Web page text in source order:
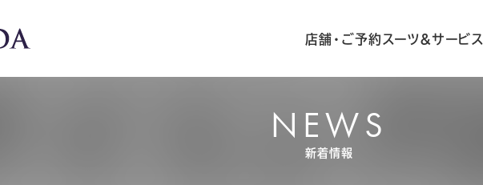
店舗・ご予約 スーツ&サービス
NEWS
新着情報